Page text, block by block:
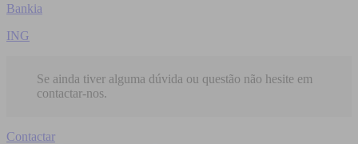
Bankia
ING
Se ainda tiver alguma dúvida ou questão não hesite em
contactar-nos.
Contactar